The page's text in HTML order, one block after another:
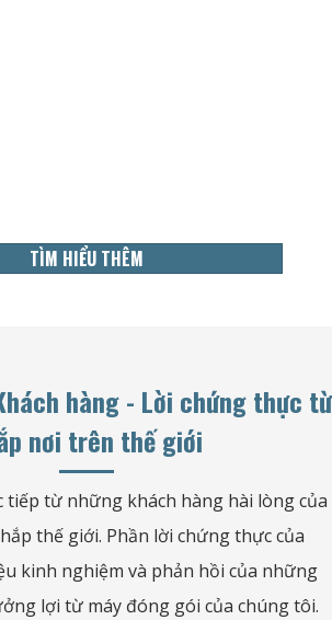
TÌM HIỂU THÊM
hàng - Lời chứng thực từ
nơi trên thế giới
tiếp từ những khách hàng hài lòng của
thế giới. Phần lời chứng thực của
kinh nghiệm và phản hồi của những
lợi từ máy đóng gói của chúng tôi.